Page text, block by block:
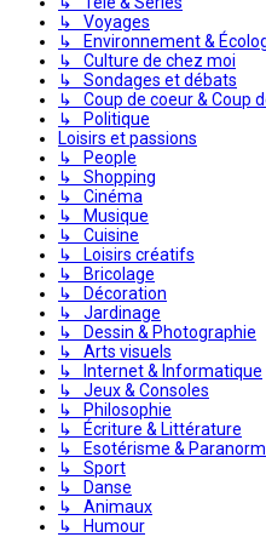
↳ Voyages
↳ Environnement &
↳ Culture de chez moi
↳ Sondages et débats
↳ Coup de coeur & Coup
↳ Politique
Loisirs et passions
↳ People
↳ Shopping
↳ Cinéma
↳ Musique
↳ Cuisine
↳ Loisirs créatifs
↳ Bricolage
↳ Décoration
↳ Jardinage
↳ Dessin & Photographie
↳ Arts visuels
↳ Internet & Informatique
↳ Jeux & Consoles
↳ Philosophie
↳ Écriture & Littérature
↳ Esotérisme &
↳ Sport
↳ Danse
↳ Animaux
↳ Humour